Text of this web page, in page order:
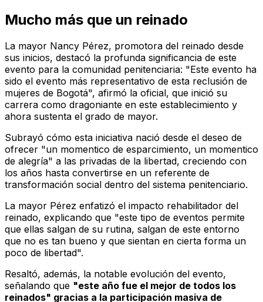
Mucho más que un reinado
La mayor Nancy Pérez, promotora del reinado desde
sus inicios, destacó la profunda significancia de este
evento para la comunidad penitenciaria: "Este evento ha
sido el evento más representativo de esta reclusión de
mujeres de Bogotá", afirmó la oficial, que inició su
carrera como dragoniante en este establecimiento y
ahora sustenta el grado de mayor.
Subrayó cómo esta iniciativa nació desde el deseo de
ofrecer "un momentico de esparcimiento, un momentico
de alegría" a las privadas de la libertad, creciendo con
los años hasta convertirse en un referente de
transformación social dentro del sistema penitenciario.
La mayor Pérez enfatizó el impacto rehabilitador del
reinado, explicando que "este tipo de eventos permite
que ellas salgan de su rutina, salgan de este entorno
que no es tan bueno y que sientan en cierta forma un
poco de libertad".
Resaltó, además, la notable evolución del evento,
señalando que "este año fue el mejor de todos los
reinados" gracias a la participación masiva de